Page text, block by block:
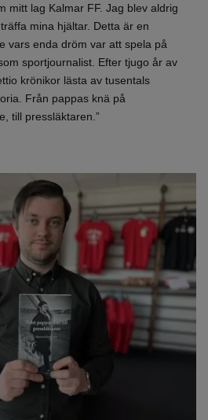
mitt lag Kalmar FF. Jag blev aldrig
mina hjältar. Detta är en
vars enda dröm var att spela på
sportjournalist. Efter tjugo år av
krönikor lästa av tusentals
Från pappas knä på
till pressläktaren.”